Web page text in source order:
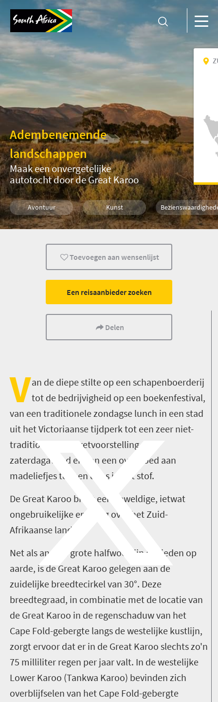
Adembenemende
landschappen
Maak een onvergetelijke
autotocht door de Great Karoo
Avontuur Kunst
Cultuur Geschiedenis Eten
Dorpse charme
Toevoegen aan wensenlijst
Een reisaanbieder zoeken
Delen
Van de diepe stilte op een schapenboerderij
tot de bedrijvigheid op een boekenfestival,
van een traditionele zondagse lunch in een stad
uit het Victoriaanse tijdperk tot een zeer niet-
traditionele cabaretvoorstelling op
zaterdagavond en van een overvloed aan
madeliefjes tot een dans in het stof.
De Great Karoo biedt een geweldige, ietwat
ongebruikelijke ervaring over het Zuid-
Afrikaanse land.
Net als andere grote halfwoestijn gebieden op
aarde, is de Great Karoo gelegen aan de
zuidelijke breedtecirkel van 30°. Deze
breedtegraad, in combinatie met de locatie van
de Great Karoo in de regenschaduw van het
Cape Fold-gebergte langs de westelijke kustlijn,
zorgt ervoor dat er in de Great Karoo slechts zo'n
75 milliliter regen per jaar valt. In de westelijke
Lower Karoo (Tankwa Karoo) bevinden zich
overblijfselen van het Cape Fold-gebergte